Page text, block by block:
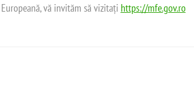
vă invităm să vizitați https://mfe.gov.ro